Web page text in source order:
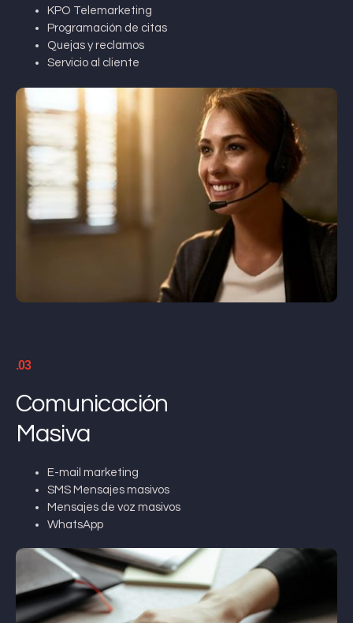
KPO Telemarketing
Programación de citas
Quejas y reclamos
Servicio al cliente
.03
Comunicación
Masiva
E-mail marketing
SMS Mensajes masivos
Mensajes de voz masivos
WhatsApp